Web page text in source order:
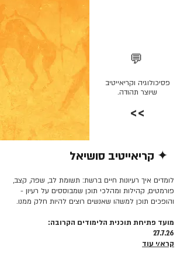
💬
פסיכולוגיה וקריאייטיב
שיוצר תהודה.
>>
✦ קריאייטיב סושיאל
לומדים איך רעיונות חיים ברשת: תשומת לב, שפה, קצב,
פורמטים, קהילות ומהלכי תוכן שמבוססים על רעיון -
והופכים תוכן למשהו שאנשים רוצים להיות חלק ממנו.
מועד פתיחת תוכנית הלימודים הקרובה:
27.7.26
קרא/י עוד